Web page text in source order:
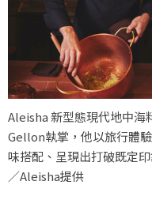
Aleisha 新型態現代地中海
Gellon執掌，他以旅行體
味搭配、呈現出打破既定
／Aleisha提供